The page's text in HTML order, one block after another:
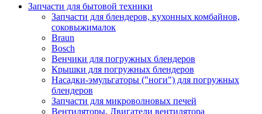
Запчасти для бытовой техники
Запчасти для блендеров, кухонных комбайнов,
соковыжималок
Braun
Bosch
Венчики для погружных блендеров
Крышки для погружных блендеров
Насадки-эмульгаторы ("ноги") для погружных
блендеров
Запчасти для микроволновых печей
Вентиляторы, Двигатели вентилятора